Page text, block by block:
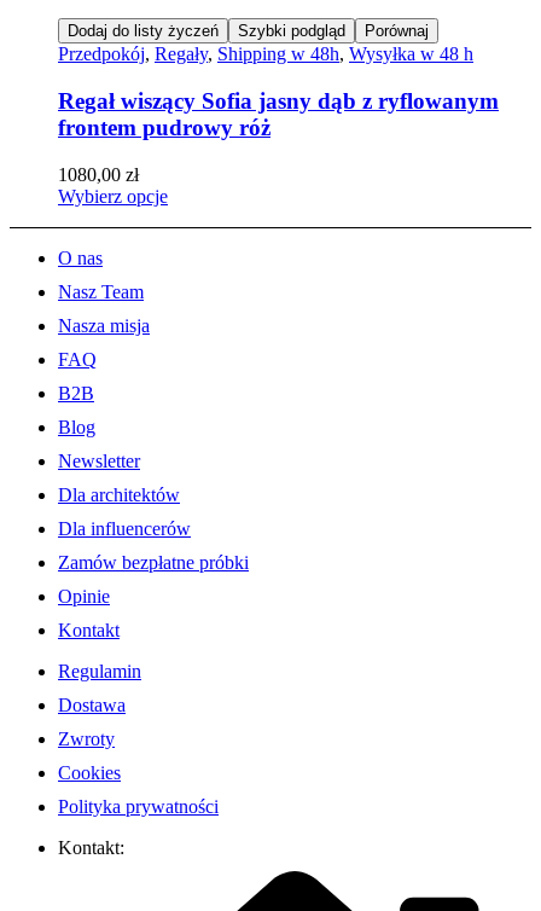
Dodaj do listy życzeń Szybki podgląd Porównaj
Przedpokój, Regały, Shipping w 48h, Wysyłka w 48 h
Regał wiszący Sofia jasny dąb z ryflowanym
frontem pudrowy róż
1080,00 zł
Wybierz opcje
O nas
Nasz Team
Nasza misja
FAQ
B2B
Blog
Newsletter
Dla architektów
Dla influencerów
Zamów bezpłatne próbki
Opinie
Kontakt
Regulamin
Dostawa
Zwroty
Cookies
Polityka prywatności
Kontakt: